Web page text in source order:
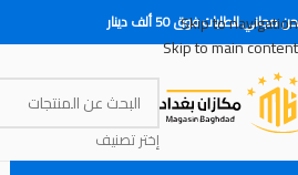
Skip to navigation
Skip to main content
للطلبات فوق 50 ألف دينار
إختر تصنيف